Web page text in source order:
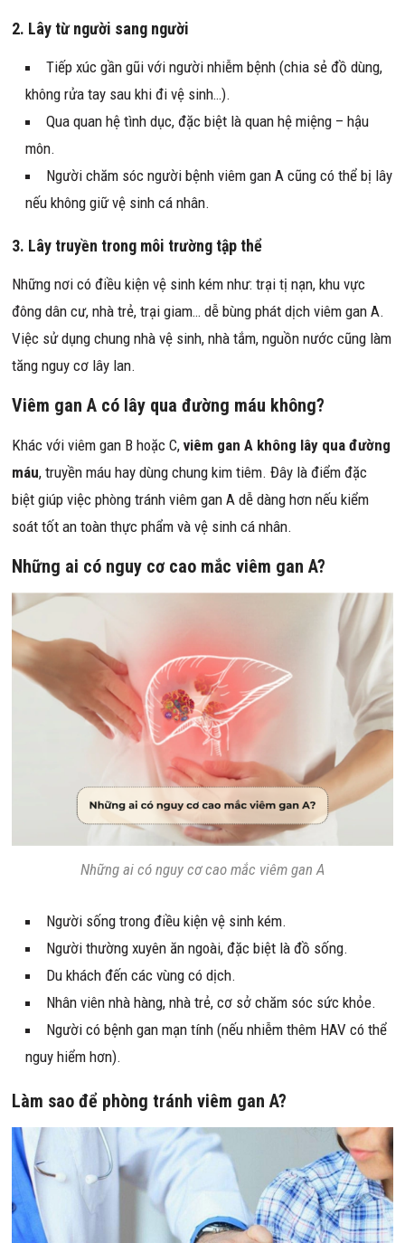
2. Lây từ người sang người
Tiếp xúc gần gũi với người nhiễm bệnh (chia sẻ đồ dùng,
không rửa tay sau khi đi vệ sinh…).
Qua quan hệ tình dục, đặc biệt là quan hệ miệng – hậu
môn.
Người chăm sóc người bệnh viêm gan A cũng có thể bị lây
nếu không giữ vệ sinh cá nhân.
3. Lây truyền trong môi trường tập thể
Những nơi có điều kiện vệ sinh kém như: trại tị nạn, khu vực
đông dân cư, nhà trẻ, trại giam… dễ bùng phát dịch viêm gan A.
Việc sử dụng chung nhà vệ sinh, nhà tắm, nguồn nước cũng làm
tăng nguy cơ lây lan.
Viêm gan A có lây qua đường máu không?
Khác với viêm gan B hoặc C,viêm gan A không lây qua đường
máu, truyền máu hay dùng chung kim tiêm. Đây là điểm đặc
biệt giúp việc phòng tránh viêm gan A dễ dàng hơn nếu kiểm
soát tốt an toàn thực phẩm và vệ sinh cá nhân.
Những ai có nguy cơ cao mắc viêm gan A?
Những ai có nguy cơ cao mắc viêm gan A
Người sống trong điều kiện vệ sinh kém.
Người thường xuyên ăn ngoài, đặc biệt là đồ sống.
Du khách đến các vùng có dịch.
Nhân viên nhà hàng, nhà trẻ, cơ sở chăm sóc sức khỏe.
Người có bệnh gan mạn tính (nếu nhiễm thêm HAV có thể
nguy hiểm hơn).
Làm sao để phòng tránh viêm gan A?